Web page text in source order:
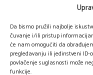
Da bismo pružili najbolje
čuvanje i/ili pristup
će nam omogućiti da
pregledavanju ili jedinstveni
povlačenje suglasnosti može
funkcije.